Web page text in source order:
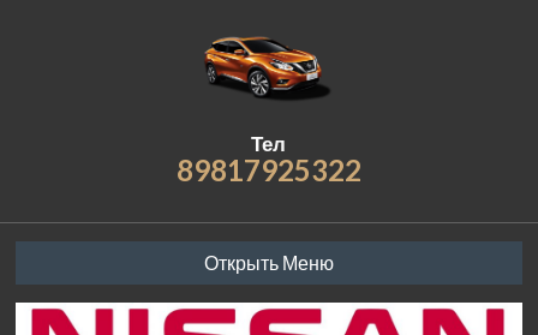
Тел
89817925322
Открыть Меню